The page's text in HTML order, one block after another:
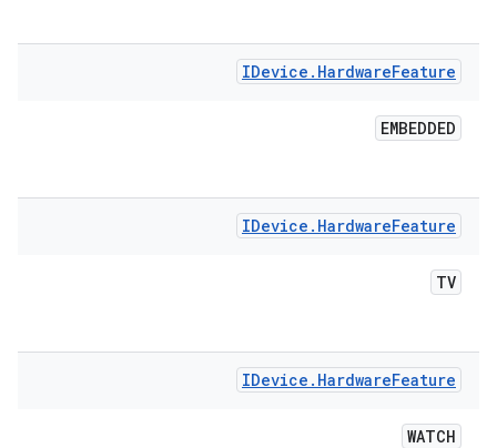
IDevice . HardwareFeature
EMBEDDED
IDevice . HardwareFeature
TV
IDevice . HardwareFeature
WATCH